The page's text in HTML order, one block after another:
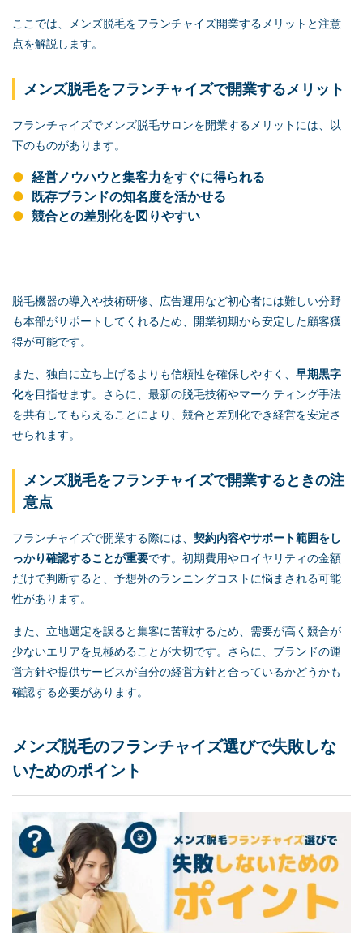
ここでは、メンズ脱毛をフランチャイズ開業するメリットと注意
点を解説します。
メンズ脱毛をフランチャイズで開業するメリット
フランチャイズでメンズ脱毛サロンを開業するメリットには、以
下のものがあります。
経営ノウハウと集客力をすぐに得られる
既存ブランドの知名度を活かせる
競合との差別化を図りやすい
脱毛機器の導入や技術研修、広告運用など初心者には難しい分野
も本部がサポートしてくれるため、開業初期から安定した顧客獲
得が可能です。
また、独自に立ち上げるよりも信頼性を確保しやすく、 早期黒字
化を目指せます。さらに、最新の脱毛技術やマーケティング手法
を共有してもらえることにより、競合と差別化でき経営を安定さ
せられます。
メンズ脱毛をフランチャイズで開業するときの注
意点
フランチャイズで開業する際には、 契約内容やサポート範囲をし
っかり確認することが重要です。初期費用やロイヤリティの金額
だけで判断すると、予想外のランニングコストに悩まされる可能
性があります。
また、立地選定を誤ると集客に苦戦するため、需要が高く競合が
少ないエリアを見極めることが大切です。さらに、ブランドの運
営方針や提供サービスが自分の経営方針と合っているかどうかも
確認する必要があります。
メンズ脱毛のフランチャイズ選びで失敗しな
いためのポイント